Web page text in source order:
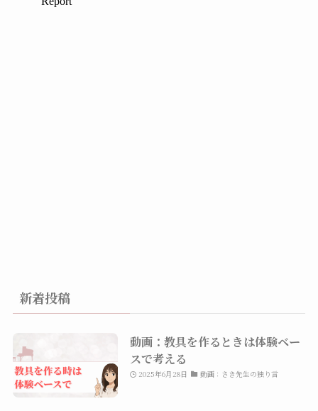
新着投稿
動画：教具を作るときは体験ベー
スで考える
2025年6月28日 動画：さき先生の独り言